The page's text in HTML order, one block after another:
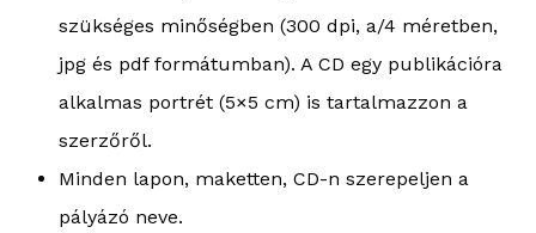
szükséges minőségben (300 dpi, a/4 méretben,
jpg és pdf formátumban). A CD egy publikációra
alkalmas portrét (5×5 cm) is tartalmazzon a
szerzőről.
Minden lapon, maketten, CD-n szerepeljen a
pályázó neve.